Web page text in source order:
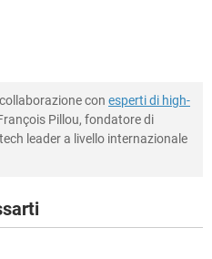
con esperti di high-
Pillou, fondatore di
leader a livello internazionale